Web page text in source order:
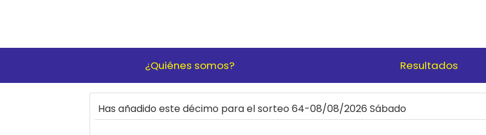
¿Quiénes somos? Resultados
Has añadido este décimo para el sorteo 64-08/08/2026 Sábado